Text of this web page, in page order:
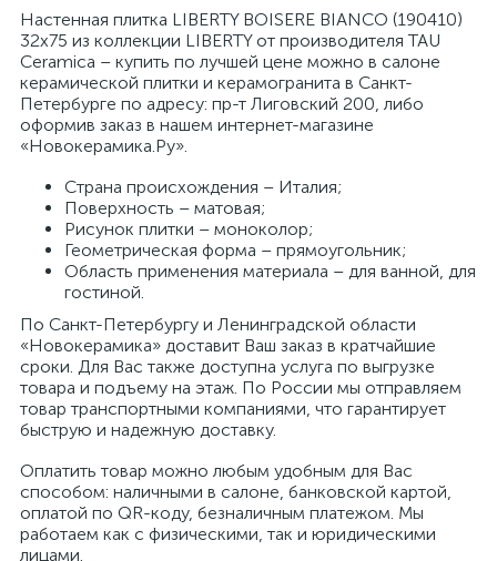
Настенная плитка LIBERTY BOISERE BIANCO (190410)
32x75 из коллекции LIBERTY от производителя TAU
Ceramica – купить по лучшей цене можно в салоне
керамической плитки и керамогранита в Санкт-
Петербурге по адресу: пр-т Лиговский 200, либо
оформив заказ в нашем интернет-магазине
«Новокерамика.Ру».
Страна происхождения – Италия;
Поверхность – матовая;
Рисунок плитки – моноколор;
Геометрическая форма – прямоугольник;
Область применения материала – для ванной, для
гостиной.
По Санкт-Петербургу и Ленинградской области
«Новокерамика» доставит Ваш заказ в кратчайшие
сроки. Для Вас также доступна услуга по выгрузке
товара и подъему на этаж. По России мы отправляем
товар транспортными компаниями, что гарантирует
быструю и надежную доставку.
Оплатить товар можно любым удобным для Вас
способом: наличными в салоне, банковской картой,
оплатой по QR-коду, безналичным платежом. Мы
работаем как с физическими, так и юридическими
лицами.